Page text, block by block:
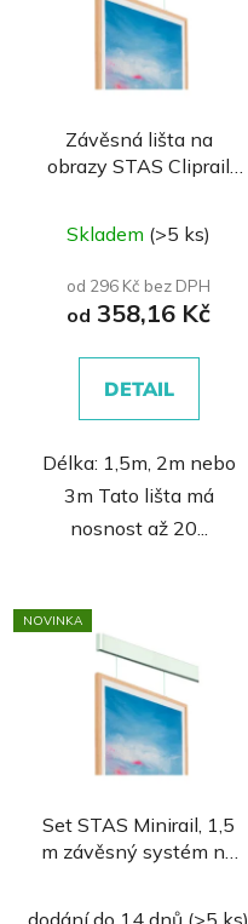
Závěsná lišta na
obrazy STAS Cliprail
Skladem (>5 ks)
od 296 Kč bez DPH
od 358,16 Kč
DETAIL
Délka: 1,5m, 2m nebo
3m Tato lišta má
nosnost až 20...
NOVINKA
Set STAS Minirail, 1,5
m závěsný systém na